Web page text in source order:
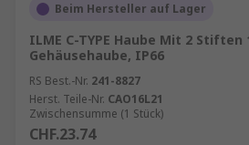
Beim Hersteller auf Lager
ILME C-TYPE Haube Mit 2 Stiften
Gehäusehaube, IP66
RS Best.-Nr. 241-8827
Herst. Teile-Nr. CAO16L21
Zwischensumme (1 Stück)
CHF.23.74